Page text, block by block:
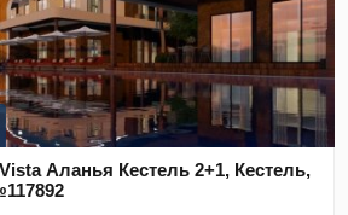
Аланья Кестель 2+1, Кестель,